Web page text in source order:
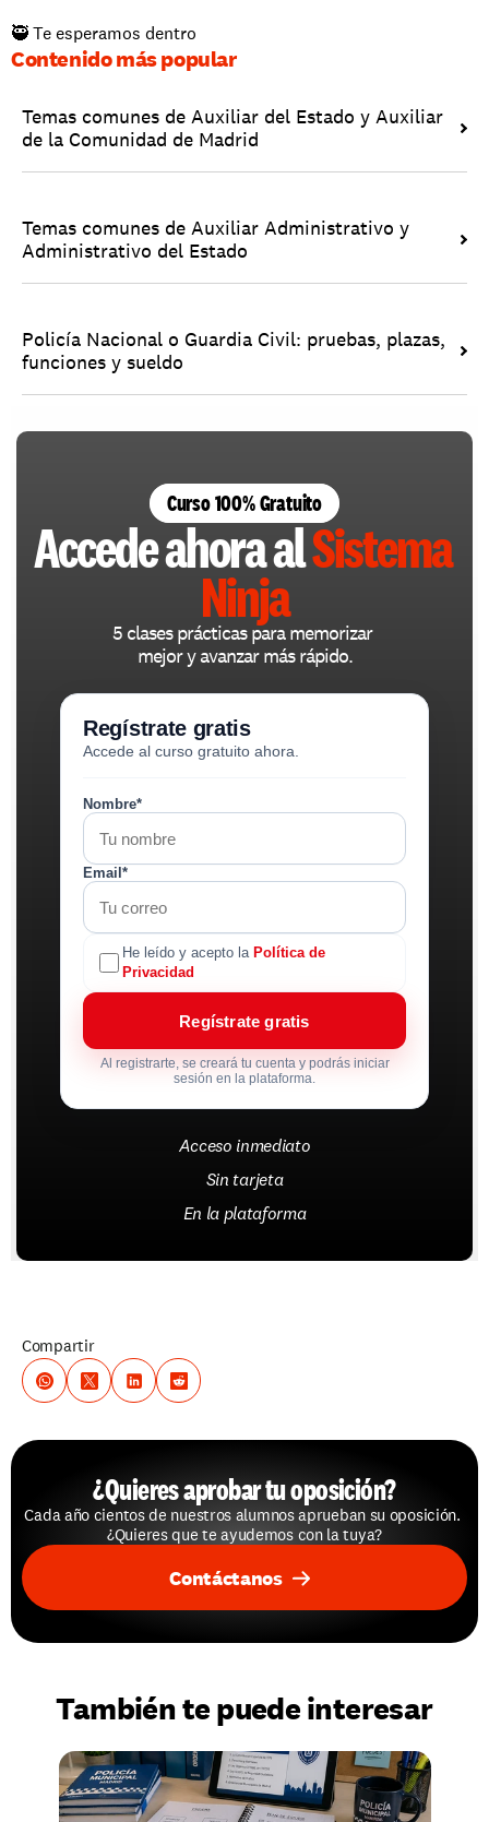
🥷 Te esperamos dentro
Contenido más popular
Temas comunes de Auxiliar del Estado y Auxiliar
de la Comunidad de Madrid
Temas comunes de Auxiliar Administrativo y
Administrativo del Estado
Policía Nacional o Guardia Civil: pruebas, plazas,
funciones y sueldo
Curso 100% Gratuito
Accede ahora al Sistema
Ninja
5 clases prácticas para memorizar
mejor y avanzar más rápido.
Regístrate gratis
Accede al curso gratuito ahora.
Nombre*
Email*
He leído y acepto la Política de
Privacidad
Regístrate gratis
Al registrarte, se creará tu cuenta y podrás iniciar
sesión en la plataforma.
Acceso inmediato
Sin tarjeta
En la plataforma
Compartir
¿Quieres aprobar tu oposición?
Cada año cientos de nuestros alumnos aprueban su oposición.
¿Quieres que te ayudemos con la tuya?
Contáctanos
También te puede interesar